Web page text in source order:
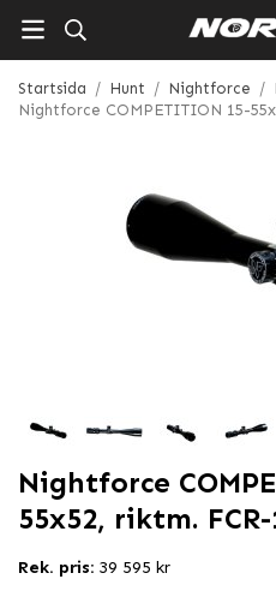
Startsida / Hunt / Nightforce /
Nightforce COMPETITION 15-
Nightforce
55x52, riktm. FCR-
Rek. pris: 39 595 kr